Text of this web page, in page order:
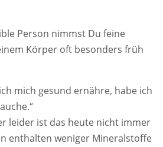
Person nimmst Du feine
Körper oft besonders früh
mich gesund ernähre, habe ich
leider ist das heute nicht immer
enthalten weniger Mineralstoffe